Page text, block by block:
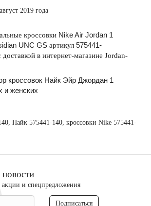
2019 года
кроссовки Nike Air Jordan 1
UNC GS артикул 575441-
доставкой в интернет-магазине Jordan-
кроссовок Найк Эйр Джордан 1
и женских
Найк 575441-140 кроссовки Nike 575441-
и спецпредложения
Подписаться